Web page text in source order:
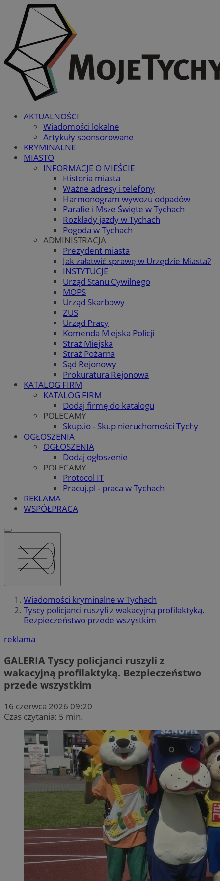
AKTUALNOŚCI
Wiadomości lokalne
Artykuły sponsorowane
KRYMINALNE
MIASTO
INFORMACJE O MIEŚCIE
Historia miasta
Ważne adresy i telefony
Harmonogram wywozu odpadów
Parafie i Msze Święte w Tychach
Rozkłady jazdy w Tychach
Pogoda w Tychach
ADMINISTRACJA
Prezydent miasta
Jak załatwić sprawę w Urzędzie Miasta?
INSTYTUCJE
Urząd Stanu Cywilnego
MOPS
Urząd Skarbowy
ZUS
Urząd Pracy
Komenda Miejska Policji
Straż Miejska
Straż Pożarna
Sąd Rejonowy
Prokuratura Rejonowa
KATALOG FIRM
KATALOG FIRM
Dodaj firmę do katalogu
POLECAMY
Skup.io - Skup nieruchomości Tychy
OGŁOSZENIA
OGŁOSZENIA
Dodaj ogłoszenie
POLECAMY
Protocol IT
Pracuj.pl - praca w Tychach
REKLAMA
WSPÓŁPRACA
Wiadomości kryminalne w Tychach
Tyscy policjanci ruszyli z wakacyjną profilaktyką.
Bezpieczeństwo przede wszystkim
reklama
GALERIATyscy policjanci ruszyli z
wakacyjną profilaktyką. Bezpieczeństwo
przede wszystkim
16 czerwca 2026 09:20
Czas czytania: 5 min.